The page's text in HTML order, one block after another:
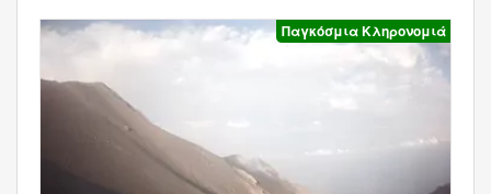
Παγκόσμια Κληρονομιά